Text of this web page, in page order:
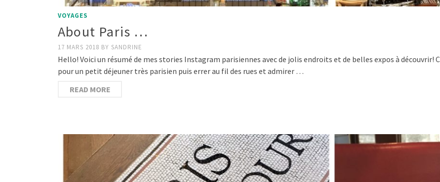
VOYAGES
About Paris …
17 MARS 2018 BY SANDRINE
Hello! Voici un résumé de mes stories Instagram parisiennes avec de jolis endroits et de belles expos à découvrir!
pour un petit déjeuner très parisien puis errer au fil des rues et admirer …
READ MORE